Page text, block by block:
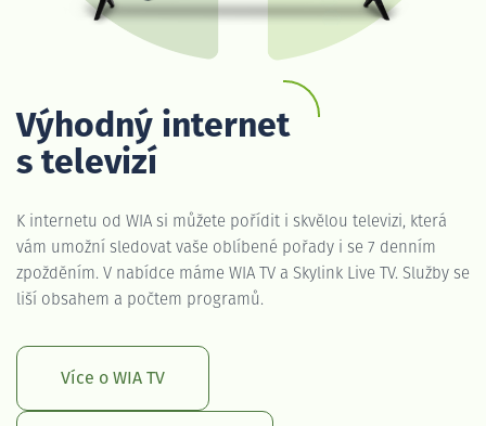
Výhodný internet
s televizí
K internetu od WIA si můžete pořídit i skvělou televizi, která
vám umožní sledovat vaše oblíbené pořady i se 7 denním
zpožděním. V nabídce máme WIA TV a Skylink Live TV. Služby se
liší obsahem a počtem programů.
Více o WIA TV